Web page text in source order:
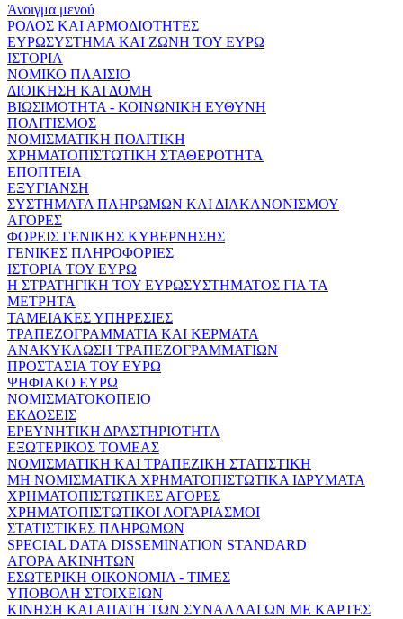
Άνοιγμα μενού
ΡΟΛΟΣ ΚΑΙ ΑΡΜΟΔΙΟΤΗΤΕΣ
ΕΥΡΩΣΥΣΤΗΜΑ ΚΑΙ ΖΩΝΗ ΤΟΥ ΕΥΡΩ
ΙΣΤΟΡΙΑ
ΝΟΜΙΚΟ ΠΛΑΙΣΙΟ
ΔΙΟΙΚΗΣΗ ΚΑΙ ΔΟΜΗ
ΒΙΩΣΙΜΟΤΗΤΑ - ΚΟΙΝΩΝΙΚΗ ΕΥΘΥΝΗ
ΠΟΛΙΤΙΣΜΟΣ
ΝΟΜΙΣΜΑΤΙΚΗ ΠΟΛΙΤΙΚΗ
ΧΡΗΜΑΤΟΠΙΣΤΩΤΙΚΗ ΣΤΑΘΕΡΟΤΗΤΑ
ΕΠΟΠΤΕΙΑ
ΕΞΥΓΙΑΝΣΗ
ΣΥΣΤΗΜΑΤΑ ΠΛΗΡΩΜΩΝ ΚΑΙ ΔΙΑΚΑΝΟΝΙΣΜΟΥ
ΑΓΟΡΕΣ
ΦΟΡΕΙΣ ΓΕΝΙΚΗΣ ΚΥΒΕΡΝΗΣΗΣ
ΓΕΝΙΚΕΣ ΠΛΗΡΟΦΟΡΙΕΣ
ΙΣΤΟΡΙΑ ΤΟΥ ΕΥΡΩ
Η ΣΤΡΑΤΗΓΙΚΗ ΤΟΥ ΕΥΡΩΣΥΣΤΗΜΑΤΟΣ ΓΙΑ ΤΑ
ΜΕΤΡΗΤΑ
ΤΑΜΕΙΑΚΕΣ ΥΠΗΡΕΣΙΕΣ
ΤΡΑΠΕΖΟΓΡΑΜΜΑΤΙΑ ΚΑΙ ΚΕΡΜΑΤΑ
ΑΝΑΚΥΚΛΩΣΗ ΤΡΑΠΕΖΟΓΡΑΜΜΑΤΙΩΝ
ΠΡΟΣΤΑΣΙΑ ΤΟΥ ΕΥΡΩ
ΨΗΦΙΑΚΟ ΕΥΡΩ
ΝΟΜΙΣΜΑΤΟΚΟΠΕΙΟ
ΕΚΔΟΣΕΙΣ
ΕΡΕΥΝΗΤΙΚΗ ΔΡΑΣΤΗΡΙΟΤΗΤΑ
ΕΞΩΤΕΡΙΚΟΣ ΤΟΜΕΑΣ
ΝΟΜΙΣΜΑΤΙΚΗ ΚΑΙ ΤΡΑΠΕΖΙΚΗ ΣΤΑΤΙΣΤΙΚΗ
ΜΗ ΝΟΜΙΣΜΑΤΙΚΑ ΧΡΗΜΑΤΟΠΙΣΤΩΤΙΚΑ ΙΔΡΥΜΑΤΑ
ΧΡΗΜΑΤΟΠΙΣΤΩΤΙΚΕΣ ΑΓΟΡΕΣ
ΧΡΗΜΑΤΟΠΙΣΤΩΤΙΚΟΙ ΛΟΓΑΡΙΑΣΜΟΙ
ΣΤΑΤΙΣΤΙΚΕΣ ΠΛΗΡΩΜΩΝ
SPECIAL DATA DISSEMINATION STANDARD
ΑΓΟΡΑ ΑΚΙΝΗΤΩΝ
ΕΣΩΤΕΡΙΚΗ ΟΙΚΟΝΟΜΙΑ - ΤΙΜΕΣ
ΥΠΟΒΟΛΗ ΣΤΟΙΧΕΙΩΝ
ΚΙΝΗΣΗ ΚΑΙ ΑΠΑΤΗ ΤΩΝ ΣΥΝΑΛΛΑΓΩΝ ΜΕ ΚΑΡΤΕΣ